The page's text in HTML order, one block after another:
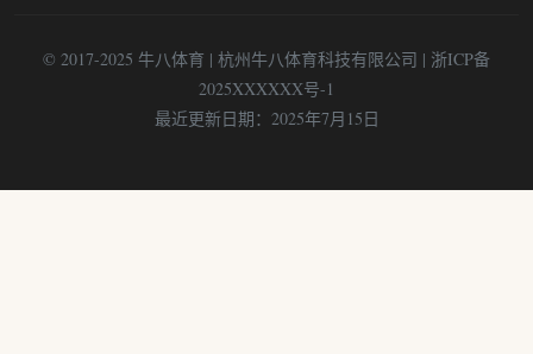
© 2017-2025 牛八体育 | 杭州牛八体育科技有限公司 | 浙ICP备
2025XXXXXX号-1
最近更新日期：2025年7月15日